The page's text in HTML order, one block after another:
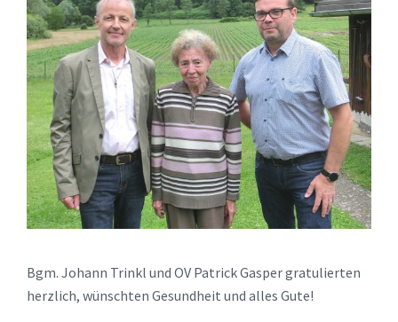
Bgm. Johann Trinkl und OV Patrick Gasper gratulierten
herzlich, wünschten Gesundheit und alles Gute!